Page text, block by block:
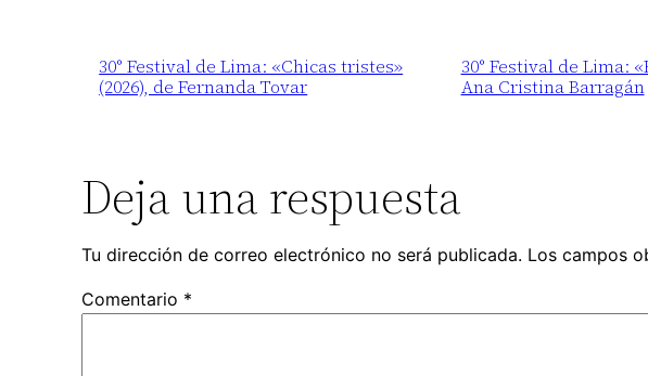
30° Festival de Lima: «Chicas tristes»
(2026), de Fernanda Tovar
30° Festival de Lima:
Ana Cristina Barragán
Deja una respuesta
Tu dirección de correo electrónico no será publicada. Los campos
Comentario *